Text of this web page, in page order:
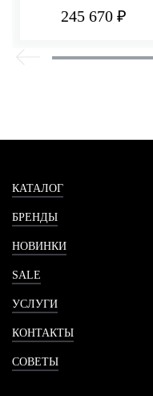
PA36
245 670 ₽
КАТАЛОГ
БРЕНДЫ
НОВИНКИ
SALE
УСЛУГИ
КОНТАКТЫ
СОВЕТЫ